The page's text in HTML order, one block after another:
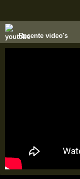
Recente video's